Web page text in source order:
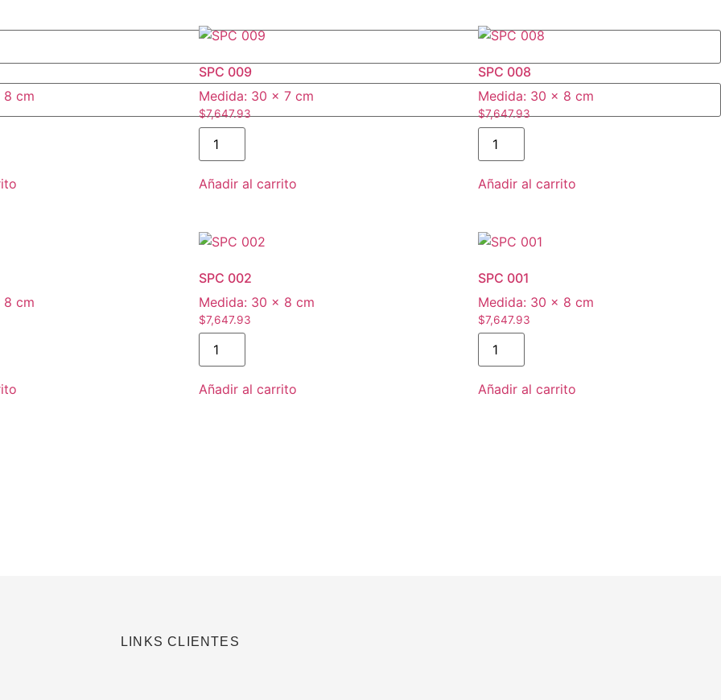
8 cm
SPC 009
Medida: 30 × 7 cm
$7,647.93
SPC
009
cantidad
Añadir al carrito
SPC 008
Medida: 30 × 8 cm
$7,647.93
SPC
008
cantidad
Añadir al carrito
8 cm
SPC 002
Medida: 30 × 8 cm
$7,647.93
SPC
002
cantidad
Añadir al carrito
SPC 001
Medida: 30 × 8 cm
$7,647.93
SPC
001
cantidad
Añadir al carrito
LINKS CLIENTES